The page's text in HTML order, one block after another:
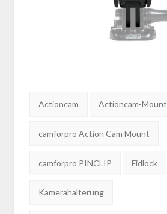
Tags:
Actioncam Actioncam-Mount
camforpro Action Cam Mount
camforpro PINCLIP Fidlock
Kamerahalterung